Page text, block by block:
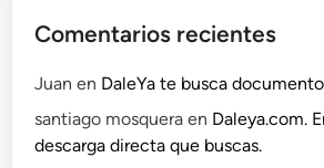
Comentarios recientes
Juan en DaleYa te busca
santiago mosquera en Daleya.com.
descarga directa que buscas.